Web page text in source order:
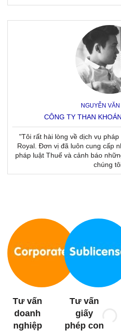
NGUYỄN
CÔNG TY THAN
"Tôi rất hài lòng về dịch vụ
Royal. Đơn vị đã luôn cung cấp
pháp luật Thuế và cảnh báo
chúng
Tư vấn
doanh
nghiệp
Tư vấn
giấy
phép con